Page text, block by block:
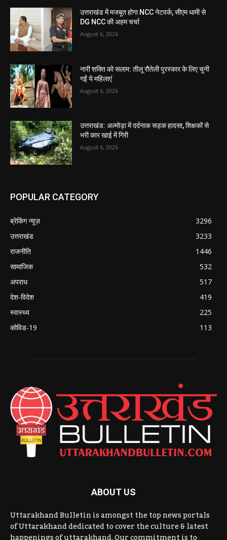
उत्तराखंड में मजबूत होगा NCC नेटवर्क, सीएम धामी से
DG NCC की अहम चर्चा
August 6, 2026
नारी शक्ति को सलाम: तीलू रौतेली पुरस्कार के लिए चुनी
गईं ये महिलाएं
August 6, 2026
उत्तराखंड: अल्मोड़ा में दर्दनाक सड़क हादसा, शिक्षकों से
भरी कार खाई में गिरी
August 6, 2026
POPULAR CATEGORY
ब्रेकिंग न्यूज़
3296
उत्तराखंड
3233
राजनीति
1446
सामाजिक
532
अपराध
517
देश-विदेश
419
स्वास्थ्य
225
कोविड-19
113
ABOUT US
Uttarakhand Bulletin is amongst the top news portals
of Uttarakhand dedicated to cover the culture & latest